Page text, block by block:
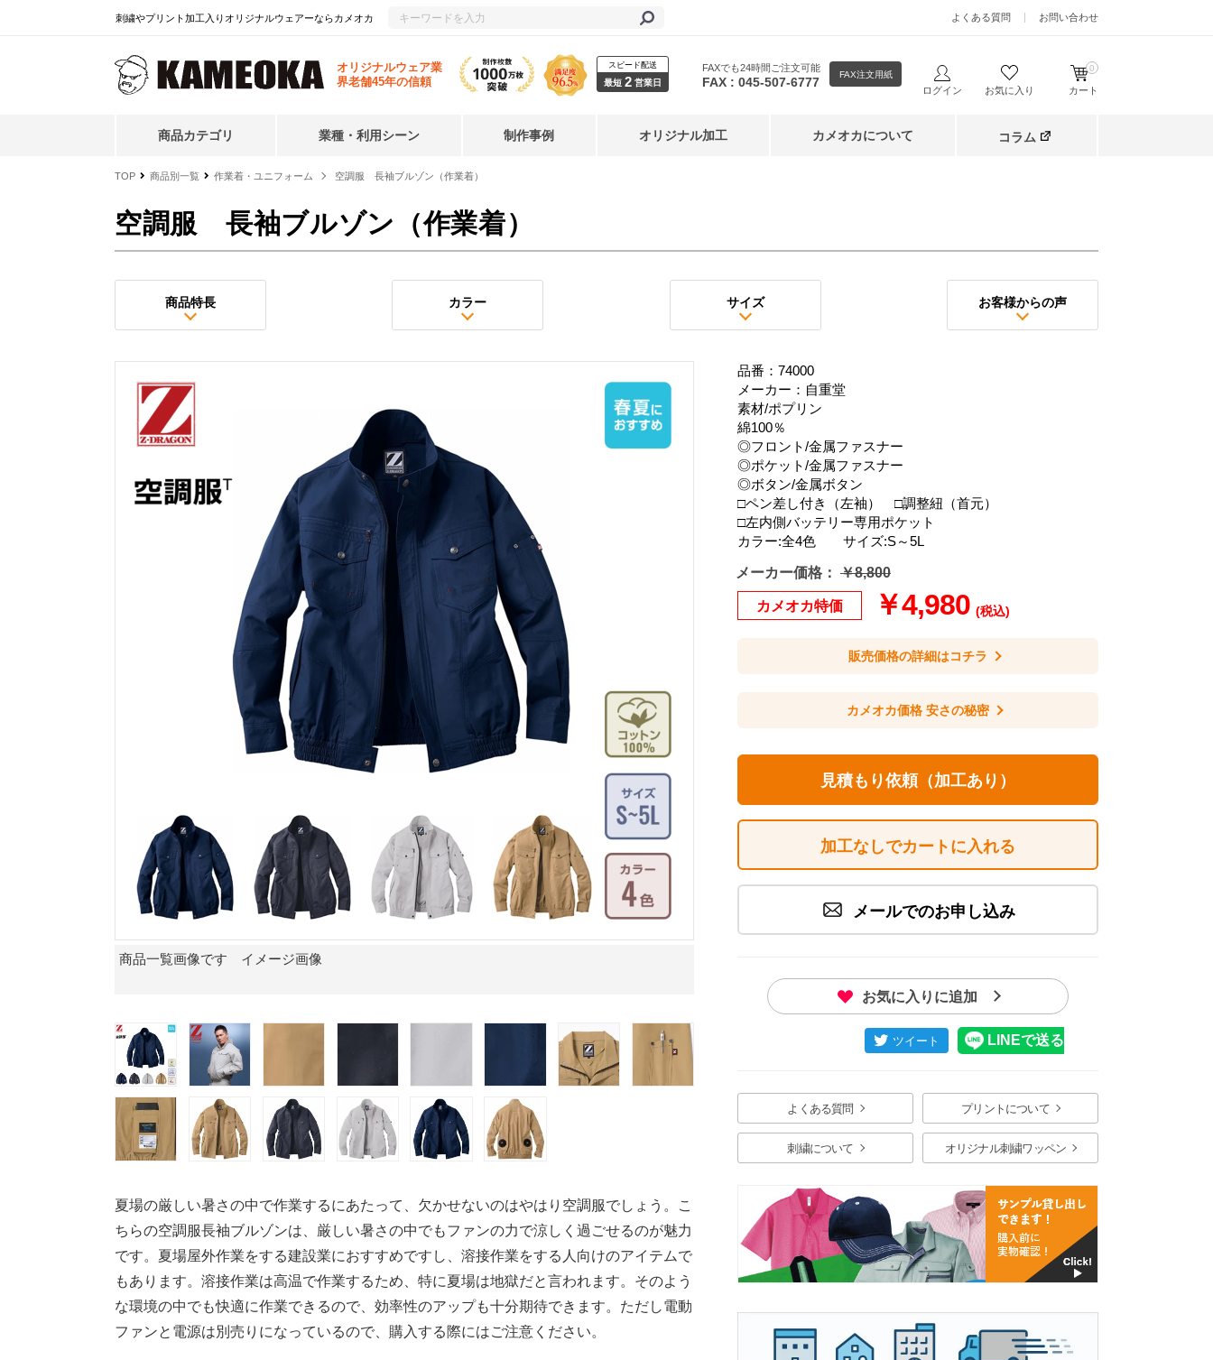
刺繍やプリント加工入りオリジナルウェアーならカメオカ よくある質問 お問い合わせ
オリジナルウェア業
界老舗45年の信頼
スピード配送
最短 2 営業日
FAXでも24時間ご注文可能
FAX : 045-507-6777 FAX注文用紙
ログイン お気に入り カート
0
商品カテゴリ 業種・利用シーン 制作事例 オリジナル加工 カメオカについて コラム
TOP 商品別一覧 作業着・ユニフォーム 空調服 長袖ブルゾン（作業着）
空調服 長袖ブルゾン（作業着）
商品特長 カラー サイズ お客様からの声
商品一覧画像です イメージ画像
夏場の厳しい暑さの中で作業するにあたって、欠かせないのはやはり空調服でしょう。こ
ちらの空調服長袖ブルゾンは、厳しい暑さの中でもファンの力で涼しく過ごせるのが魅力
です。夏場屋外作業をする建設業におすすめですし、溶接作業をする人向けのアイテムで
もあります。溶接作業は高温で作業するため、特に夏場は地獄だと言われます。そのよう
な環境の中でも快適に作業できるので、効率性のアップも十分期待できます。ただし電動
ファンと電源は別売りになっているので、購入する際にはご注意ください。
品番：74000
メーカー：自重堂
素材/ポプリン
綿100％
◎フロント/金属ファスナー
◎ポケット/金属ファスナー
◎ボタン/金属ボタン
□ペン差し付き（左袖） □調整紐（首元）
□左内側バッテリー専用ポケット
カラー:全4色 サイズ:S～5L
メーカー価格： ￥8,800
カメオカ特価 ￥4,980 (税込)
販売価格の詳細はコチラ
カメオカ価格 安さの秘密
見積もり依頼（加工あり）
加工なしでカートに入れる
メールでのお申し込み
お気に入りに追加
よくある質問 プリントについて
刺繍について オリジナル刺繍ワッペン